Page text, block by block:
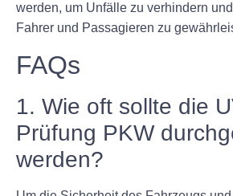
werden, um Unfälle zu verhindern
Fahrer und Passagieren zu
FAQs
1. Wie oft sollte die
Prüfung PKW
werden?